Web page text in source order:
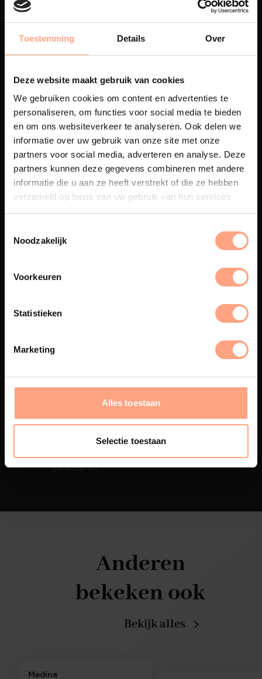
Toestemming Details Over
Deze website maakt gebruik van cookies
We gebruiken cookies om content en advertenties te
personaliseren, om functies voor social media te bieden
en om ons websiteverkeer te analyseren. Ook delen we
informatie over uw gebruik van onze site met onze
partners voor social media, adverteren en analyse. Deze
partners kunnen deze gegevens combineren met andere
informatie die u aan ze heeft verstrekt of die ze hebben
verzameld op basis van uw gebruik van hun services.
Noodzakelijk
Voorkeuren
Statistieken
Marketing
Alles toestaan
Selectie toestaan
Maatwerk
beleving, waar Nederlands
vakmanschap en design
samenkomen.
Spuiterij
De meubelen worden in onze
PUUUR biedt volledige
totale woonbeleving.
in eigen beheer hebben, kunnen
wij een snelle levertijd
garanderen.
Medina
Anderen
bekeken ook
Bekijk alles